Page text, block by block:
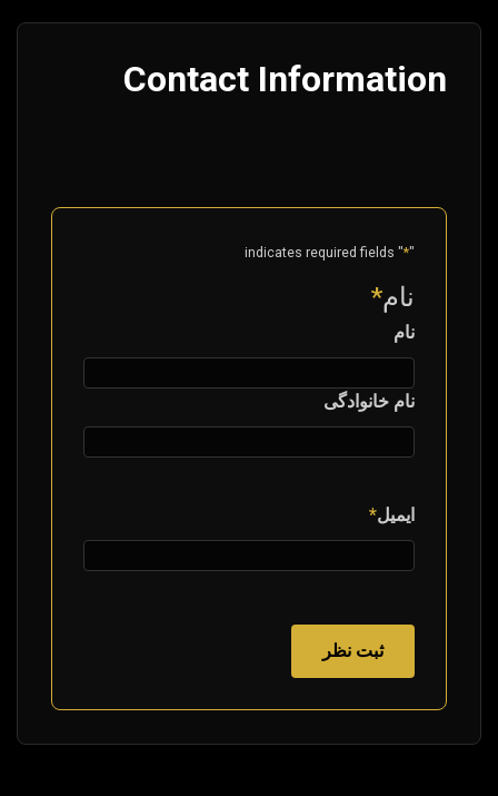
Contact Information
"
*
" indicates required fields
نام*
نام
نام خانوادگی
ایمیل*